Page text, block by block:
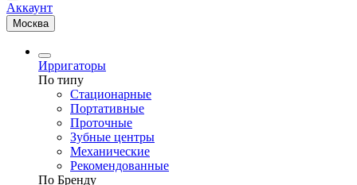
Аккаунт
Москва
Ирригаторы
По типу
Стационарные
Портативные
Проточные
Зубные центры
Механические
Рекомендованные
По Бренду